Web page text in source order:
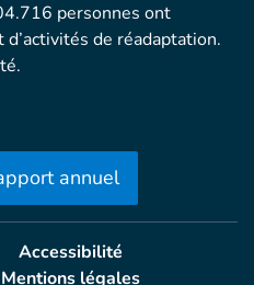
personnes ont
de réadaptation.
annuel
Accessibilité
Mentions légales